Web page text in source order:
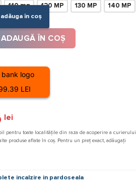
110 mp 120 MP 130 MP
140 MP
în coș
Rehau Pachet 30 - 140mp
ADAUGĂ ÎN COȘ
LEI
lei
pentru toate localitățile din raza de acoperire a curierului.
produse aflate în coș. Pentru un preț exact, adăugați
incalzire in pardoseala